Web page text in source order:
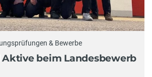
& Bewerbe
beim Landesbewerb